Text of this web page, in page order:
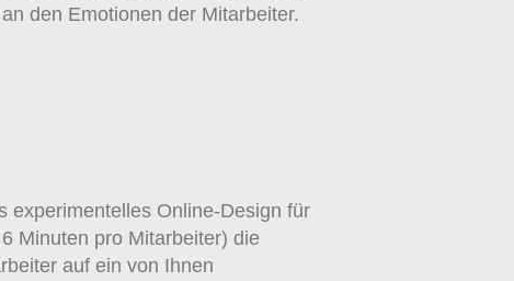
den Emotionen der Mitarbeiter.
experimentelles Online-Design für
Minuten pro Mitarbeiter) die
auf ein von Ihnen